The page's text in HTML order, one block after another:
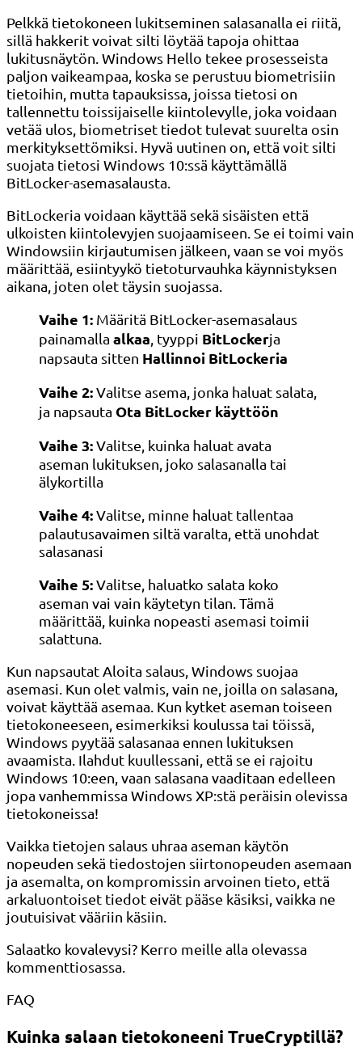
Pelkkä tietokoneen lukitseminen salasanalla ei riitä,
sillä hakkerit voivat silti löytää tapoja ohittaa
lukitusnäytön. Windows Hello tekee prosesseista
paljon vaikeampaa, koska se perustuu biometrisiin
tietoihin, mutta tapauksissa, joissa tietosi on
tallennettu toissijaiselle kiintolevylle, joka voidaan
vetää ulos, biometriset tiedot tulevat suurelta osin
merkityksettömiksi. Hyvä uutinen on, että voit silti
suojata tietosi Windows 10:ssä käyttämällä
BitLocker-asemasalausta.
BitLockeria voidaan käyttää sekä sisäisten että
ulkoisten kiintolevyjen suojaamiseen. Se ei toimi vain
Windowsiin kirjautumisen jälkeen, vaan se voi myös
määrittää, esiintyykö tietoturvauhka käynnistyksen
aikana, joten olet täysin suojassa.
Vaihe 1: Määritä BitLocker-asemasalaus
painamalla alkaa, tyyppi BitLockerja
napsauta sitten Hallinnoi BitLockeria
Vaihe 2:Valitse asema, jonka haluat salata,
ja napsauta Ota BitLocker käyttöön
Vaihe 3:Valitse, kuinka haluat avata
aseman lukituksen, joko salasanalla tai
älykortilla
Vaihe 4:Valitse, minne haluat tallentaa
palautusavaimen siltä varalta, että unohdat
salasanasi
Vaihe 5:Valitse, haluatko salata koko
aseman vai vain käytetyn tilan. Tämä
määrittää, kuinka nopeasti asemasi toimii
salattuna.
Kun napsautat Aloita salaus, Windows suojaa
asemasi. Kun olet valmis, vain ne, joilla on salasana,
voivat käyttää asemaa. Kun kytket aseman toiseen
tietokoneeseen, esimerkiksi koulussa tai töissä,
Windows pyytää salasanaa ennen lukituksen
avaamista. Ilahdut kuullessani, että se ei rajoitu
Windows 10:een, vaan salasana vaaditaan edelleen
jopa vanhemmissa Windows XP:stä peräisin olevissa
tietokoneissa!
Vaikka tietojen salaus uhraa aseman käytön
nopeuden sekä tiedostojen siirtonopeuden asemaan
ja asemalta, on kompromissin arvoinen tieto, että
arkaluontoiset tiedot eivät pääse käsiksi, vaikka ne
joutuisivat vääriin käsiin.
Salaatko kovalevysi? Kerro meille alla olevassa
kommenttiosassa.
FAQ
Kuinka salaan tietokoneeni TrueCryptillä?